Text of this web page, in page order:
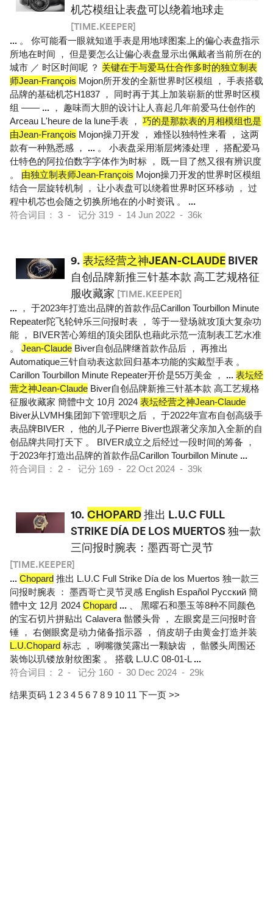
机芯模组让表盘可以绕着地球走
[TIME.KEEPER]
... 。 你可能看一眼就知道手表是用地球图案上的偏心表盘指示
所地在时间 ， 但是要怎么让偏心表盘显示出佩戴者当前所在的
城市 ／ 时区时间呢 ？ 关键在于与爱马仕合作多时的独立制表
师Jean-François Mojon所开发的全新世界时区模组 ， 手表搭载
品牌的基础机芯H1837 ， 同时再于其上加装崭新的世界时区模
组 —— ... ， 趣味而大胆的设计让人喜起几年前爱马仕创作的
Arceau L'heure de la lune手表 ， 巧的是那款表的月相模组也是
由Jean-François Mojon操刀开发 ， 难怪以独特性来看 ， 这两
款有一种熟悉感 ， ... 。 小表盘采用渐层烤漆处理 ， 搭配爱马
仕特色的阿拉伯数字字体作为时标 ， 既一目了然又很有辨识度
。 由独立制表师Jean-François Mojon操刀开发的世界时区模组
结合一层旋转机制 ， 让小表盘可以绕着世界时区环移动 ， 过
程中机芯也会随之切换所地在的小时资讯 。 ...
符合词目： 3 - 记分 319 - 14 Jun 2022 - 36k
9. 表坛经营之神JEAN-CLAUDE BIVER
自创品牌新推三针基本款 高工艺规格征
服收藏家 [TIME.KEEPER]
... ， 于2023年打造出品牌的首款作品Carillon Tourbillon Minute
Repeater陀飞轮钟乐三问报时表 ， 等于一登场就攻顶大复杂功
能 ， BIVER苦心筹组的顶尖团队也藉此示范一流制表工艺水准
。 Jean-Claude Biver自创品牌继首款作品后 ， 再推出
Automatique三针自动表这款回归基本功能的实戴型手表 。
Carillon Tourbillon Minute Repeater开价是55万美金 ， ... 表坛经
营之神Jean-Claude Biver自创品牌新推三针基本款 高工艺规格
征服收藏家 簡體中文 10月 2024 表坛经营之神Jean-Claude
Biver从LVMH集团卸下管理职之后 ， 于2022年宣布自创高级手
表品牌BIVER ， 他的儿子Pierre Biver也跟著父亲加入全新的自
创品牌共同打天下 。 BIVER成立之后经过一段时间的筹备 ，
于2023年打造出品牌的首款作品Carillon Tourbillon Minute ...
符合词目： 2 - 记分 169 - 22 Oct 2024 - 39k
10. CHOPARD推出 L.U.C FULL
STRIKE DÍA DE LOS MUERTOS 独一款
三问报时腕表：墨西哥亡灵节
[TIME.KEEPER]
... Chopard 推出 L.U.C Full Strike Día de los Muertos 独一款三
问报时腕表 ： 墨西哥亡灵节灵感 English Español Pусский 簡
體中文 12月 2024 Chopard ... 、 黑曜石和墨玉等8种不同颜色
的宝石切片拼贴出 Calavera 骷髅头骨 ， 左眼窝是三问报时音
锤 ， 右侧眼窝是动力储备指示器 ， 俏皮胡子由黄金打造并装
L.U.Chopard 标志 ， 咧嘴微笑露出一颗缺齿 ， 骷髅头周围还
装饰以玑镂放射纹图案 。 搭载 L.U.C 08-01-L ...
符合词目： 2 - 记分 160 - 30 Dec 2024 - 29k
结果页码 1 2 3 4 5 6 7 8 9 10 11 下一页 >>